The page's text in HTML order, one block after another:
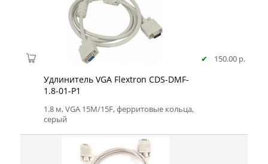
Удлинитель VGA Flextron CDS-DMF-
1.8-01-P1
1.8 м, VGA 15M/15F, ферритовые кольца,
серый
✔ 150.00 р.